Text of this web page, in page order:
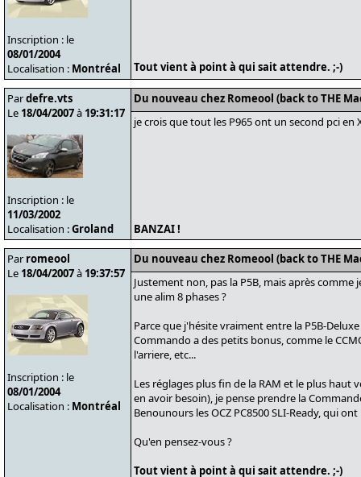
Inscription : le
08/01/2004
Localisation : Montréal Tout vient à point à qui sait attendre. ;-)
Pardefre.vts
Le 18/04/2007à 19:31:17
Inscription : le
11/03/2002
Localisation :Groland
Du nouveau chez Romeool (back to THE
je crois que tout les P965 ont un second pci en
BANZAI !
Par romeool
Le 18/04/2007à 19:37:57
Inscription : le
08/01/2004
Localisation : Montréal
Du nouveau chez Romeool (back to THE
Justement non, pas la P5B, mais après
une alim 8 phases ?
Parce que j'hésite vraiment entre la P5B-
Commando a des petits bonus, comme le
l'arriere, etc...
Les réglages plus fin de la RAM et le plus haut
en avoir besoin), je pense prendre la
Benounours les OCZ PC8500 SLI-Ready, qui
Qu'en pensez-vous ?
Tout vient à point à qui sait attendre. ;-)